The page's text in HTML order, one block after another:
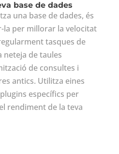
base de dades
una base de dades, és
per millorar la velocitat
tasques de
neteja de taules
de consultes i
antics. Utilitza eines
específics per
rendiment de la teva